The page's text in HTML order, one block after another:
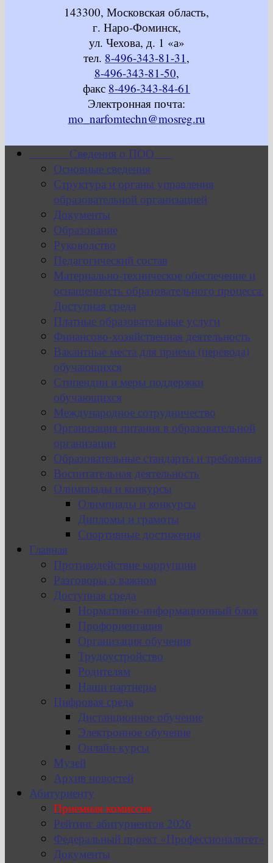
143300, Московская область,
г. Наро-Фоминск,
ул. Чехова, д. 1 «а»
тел. 8-496-343-81-31,
8-496-343-81-50,
факс 8-496-343-84-61
Электронная почта:
mo_narfomtechn@mosreg.ru
Сведения о ПОО
Основные сведения
Структура и органы управления
образовательной организацией
Документы
Образование
Руководство
Педагогический состав
Материально-техническое обеспечение и
оснащенность образовательного процесса.
Доступная среда
Платные образовательные услуги
Финансово-хозяйственная деятельность
Вакантные места для приема (перевода)
обучающихся
Стипендии и меры поддержки
обучающихся
Международное сотрудничество
Организация питания в образовательной
организации
Образовательные стандарты и требования
Воспитательная деятельность
Олимпиады и конкурсы
Олимпиады и конкурсы
Дипломы и грамоты
Спортивные достижения
Главная
Противодействие коррупции
Разговоры о важном
Доступная среда
Нормативно-информационный блок
Профориентация
Организация обучения
Трудоустройство
Родителям
Наши партнеры
Цифровая среда
Дистанционное обучение
Электронное обучение
Онлайн-курсы
Музей
Архив новостей
Абитуриенту
Приемная комиссия
Рейтинг абитуриентов 2026
Федеральный проект «Профессионалитет»
Документы